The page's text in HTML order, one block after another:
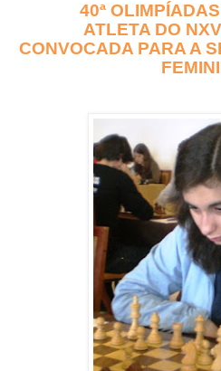
40ª
ATLETA DO
CONVOCADA PARA A